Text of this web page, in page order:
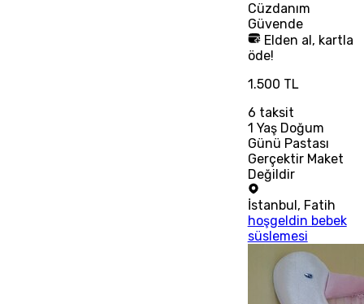
Cüzdanım
Güvende
Elden al, kartla
öde!
1.500 TL
6 taksit
1 Yaş Doğum
Günü Pastası
Gerçektir Maket
Değildir
İstanbul , Fatih
hoşgeldin bebek
süslemesi